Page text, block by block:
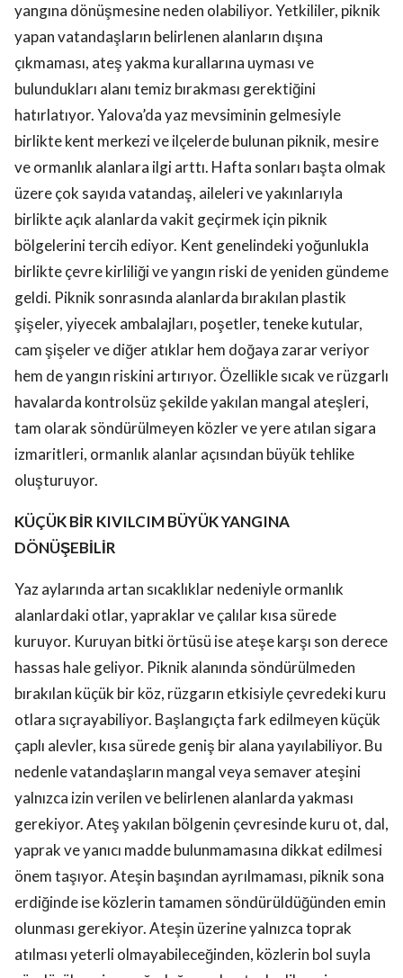
yangına dönüşmesine neden olabiliyor. Yetkililer, piknik
yapan vatandaşların belirlenen alanların dışına
çıkmaması, ateş yakma kurallarına uyması ve
bulundukları alanı temiz bırakması gerektiğini
hatırlatıyor. Yalova’da yaz mevsiminin gelmesiyle
birlikte kent merkezi ve ilçelerde bulunan piknik, mesire
ve ormanlık alanlara ilgi arttı. Hafta sonları başta olmak
üzere çok sayıda vatandaş, aileleri ve yakınlarıyla
birlikte açık alanlarda vakit geçirmek için piknik
bölgelerini tercih ediyor. Kent genelindeki yoğunlukla
birlikte çevre kirliliği ve yangın riski de yeniden gündeme
geldi. Piknik sonrasında alanlarda bırakılan plastik
şişeler, yiyecek ambalajları, poşetler, teneke kutular,
cam şişeler ve diğer atıklar hem doğaya zarar veriyor
hem de yangın riskini artırıyor. Özellikle sıcak ve rüzgarlı
havalarda kontrolsüz şekilde yakılan mangal ateşleri,
tam olarak söndürülmeyen közler ve yere atılan sigara
izmaritleri, ormanlık alanlar açısından büyük tehlike
oluşturuyor.
KÜÇÜK BİR KIVILCIM BÜYÜK YANGINA
DÖNÜŞEBİLİR
Yaz aylarında artan sıcaklıklar nedeniyle ormanlık
alanlardaki otlar, yapraklar ve çalılar kısa sürede
kuruyor. Kuruyan bitki örtüsü ise ateşe karşı son derece
hassas hale geliyor. Piknik alanında söndürülmeden
bırakılan küçük bir köz, rüzgarın etkisiyle çevredeki kuru
otlara sıçrayabiliyor. Başlangıçta fark edilmeyen küçük
çaplı alevler, kısa sürede geniş bir alana yayılabiliyor. Bu
nedenle vatandaşların mangal veya semaver ateşini
yalnızca izin verilen ve belirlenen alanlarda yakması
gerekiyor. Ateş yakılan bölgenin çevresinde kuru ot, dal,
yaprak ve yanıcı madde bulunmamasına dikkat edilmesi
önem taşıyor. Ateşin başından ayrılmaması, piknik sona
erdiğinde ise közlerin tamamen söndürüldüğünden emin
olunması gerekiyor. Ateşin üzerine yalnızca toprak
atılması yeterli olmayabileceğinden, közlerin bol suyla